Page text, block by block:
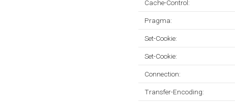
Cache-Control:
Pragma:
Set-Cookie:
Set-Cookie:
Connection:
Transfer-Encoding: